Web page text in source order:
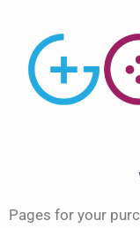
Pages for your